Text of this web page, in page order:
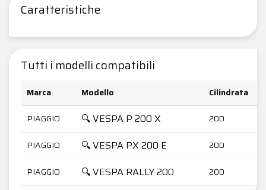
Caratteristiche
Tutti i modelli compatibili
Marca Modello
Cilindrata
PIAGGIO
🔍 VESPA P 200 X 200
PIAGGIO 🔍 VESPA PX 200 E 200
PIAGGIO 🔍 VESPA RALLY 200 200